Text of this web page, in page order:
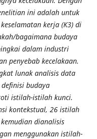
ini adalah untuk
kerja (K3) di
bagaimana budaya
dalam industri
penyebab kecelakaan.
lunak analisis data
budaya
istilah-istilah kunci.
kontekstual, 26 istilah
dianalisis
menggunakan istilah-